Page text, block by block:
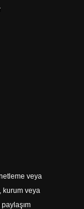
veya
kurum veya